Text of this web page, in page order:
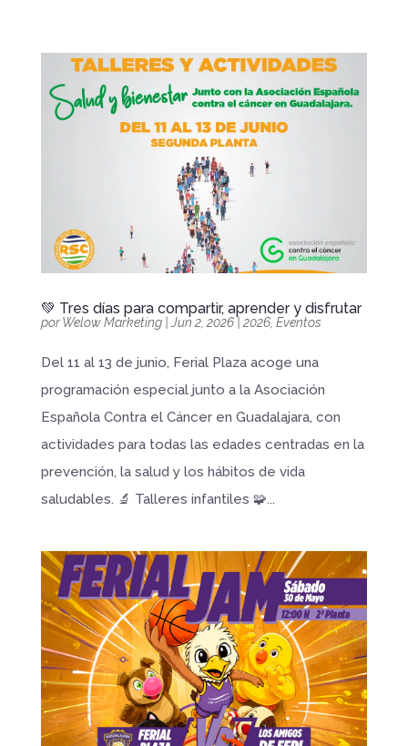
💚 Tres días para compartir, aprender y disfrutar
porWelow Marketing| Jun 2, 2026| 2026, Eventos
Del 11 al 13 de junio, Ferial Plaza acoge una
programación especial junto a la Asociación
Española Contra el Cáncer en Guadalajara, con
actividades para todas las edades centradas en la
prevención, la salud y los hábitos de vida
saludables. 🔬 Talleres infantiles 🧩...